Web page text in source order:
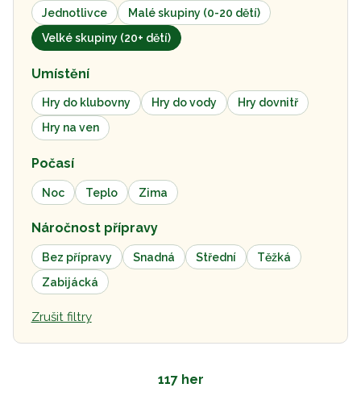
Jednotlivce
Malé skupiny (0-20 dětí)
Velké skupiny (20+ dětí)
Umístění
Hry do klubovny Hry do vody
Hry dovnitř
Hry na ven
Počasí
Noc Teplo Zima
Náročnost přípravy
Bez přípravy Snadná Střední
Těžká
Zabijácká
Zrušit filtry
117 her